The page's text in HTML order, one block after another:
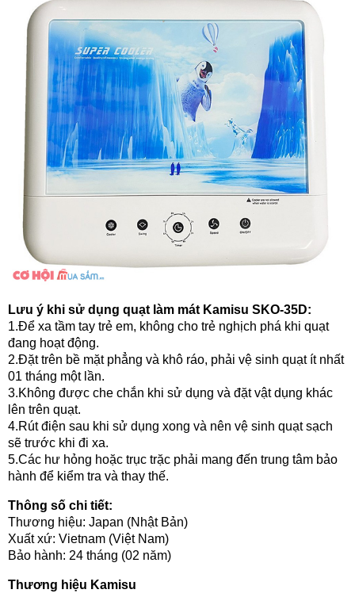
Lưu ý khi sử dụng quạt làm mát Kamisu SKO-35D:
1.Để xa tầm tay trẻ em, không cho trẻ nghịch phá khi quạt
đang hoạt động.
2.Đặt trên bề mặt phẳng và khô ráo, phải vệ sinh quạt ít nhất
01 tháng một lần.
3.Không được che chắn khi sử dụng và đặt vật dụng khác
lên trên quạt.
4.Rút điện sau khi sử dụng xong và nên vệ sinh quạt sạch
sẽ trước khi đi xa.
5.Các hư hỏng hoặc trục trặc phải mang đến trung tâm bảo
hành để kiểm tra và thay thế.
Thông số chi tiết:
Thương hiệu: Japan (Nhật Bản)
Xuất xứ: Vietnam (Việt Nam)
Bảo hành: 24 tháng (02 năm)
Thương hiệu Kamisu